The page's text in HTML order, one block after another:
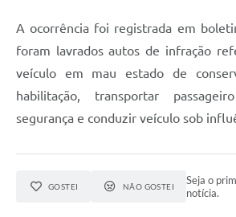
A ocorrência foi registrada em
foram lavrados autos de infração
veículo em mau estado de
habilitação, transportar
segurança e conduzir veículo sob
GOSTEI NÃO GOSTEI
Seja o
notícia.